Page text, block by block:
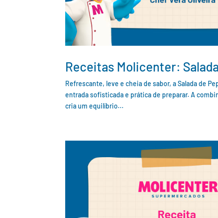
Receitas Molicenter:
Refrescante, leve e cheia de sabor, a Salada de
entrada sofisticada e prática de preparar. A
cria um equilíbrio...